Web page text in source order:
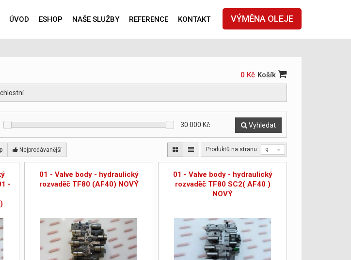
VÝMĚNA OLEJE
ÚVOD ESHOP NAŠE SLUŽBY REFERENCE KONTAKT
0 Kč Košík
30 000 Kč Vyhledat
Nejprodávanější Produktů na stranu 9
-
01 - Valve body - hydraulický
rozvaděč TF80 (AF40) NOVÝ
01 - Valve body - hydraulický
rozvaděč TF80 SC2( AF40 )
NOVÝ